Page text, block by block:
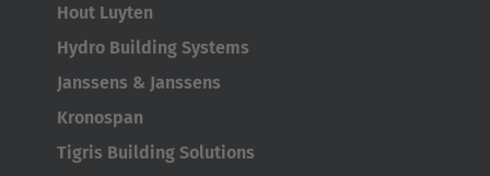
Hout Luyten
Hydro Building Systems
Janssens & Janssens
Kronospan
Tigris Building Solutions